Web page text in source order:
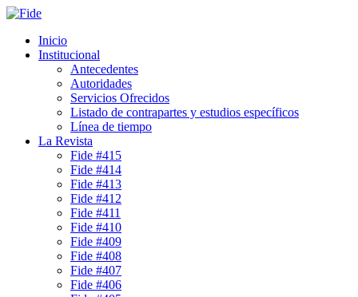
Inicio
Institucional
Antecedentes
Autoridades
Servicios Ofrecidos
Listado de contrapartes y estudios específicos
Línea de tiempo
La Revista
Fide #415
Fide #414
Fide #413
Fide #412
Fide #411
Fide #410
Fide #409
Fide #408
Fide #407
Fide #406